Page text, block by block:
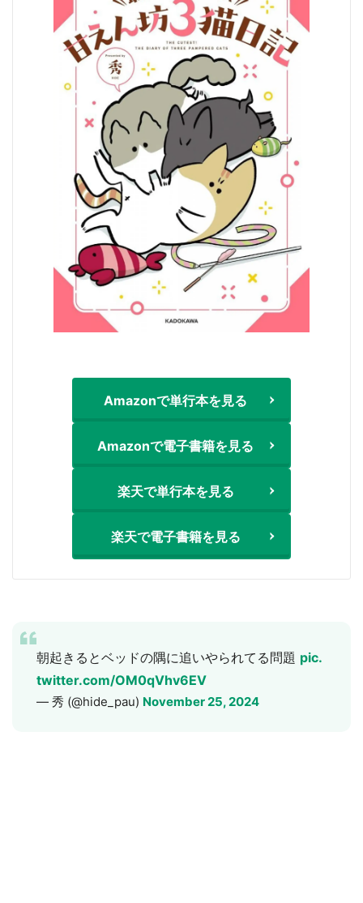
Amazonで単行本を見る
Amazonで電子書籍を見る
楽天で単行本を見る
楽天で電子書籍を見る
朝起きるとベッドの隅に追いやられてる問題 pic.
twitter.com/OM0qVhv6EV
— 秀 (@hide_pau) November 25, 2024